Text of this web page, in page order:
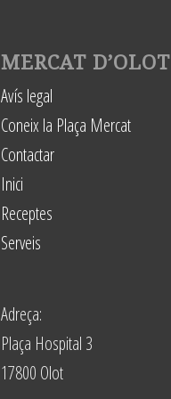
MERCAT D’OLOT
Avís legal
Coneix la Plaça Mercat
Contactar
Inici
Receptes
Serveis
Adreça:
Plaça Hospital 3
17800 Olot